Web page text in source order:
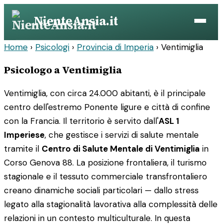
Vai
contenuto
NienteAnsia.it
Home › Psicologi › Provincia di Imperia › Ventimiglia
Psicologo a Ventimiglia
Ventimiglia, con circa 24.000 abitanti, è il principale
centro dell'estremo Ponente ligure e città di confine
con la Francia. Il territorio è servito dall'ASL 1
Imperiese, che gestisce i servizi di salute mentale
tramite il Centro di Salute Mentale di Ventimiglia in
Corso Genova 88. La posizione frontaliera, il turismo
stagionale e il tessuto commerciale transfrontaliero
creano dinamiche sociali particolari — dallo stress
legato alla stagionalità lavorativa alla complessità delle
relazioni in un contesto multiculturale. In questa